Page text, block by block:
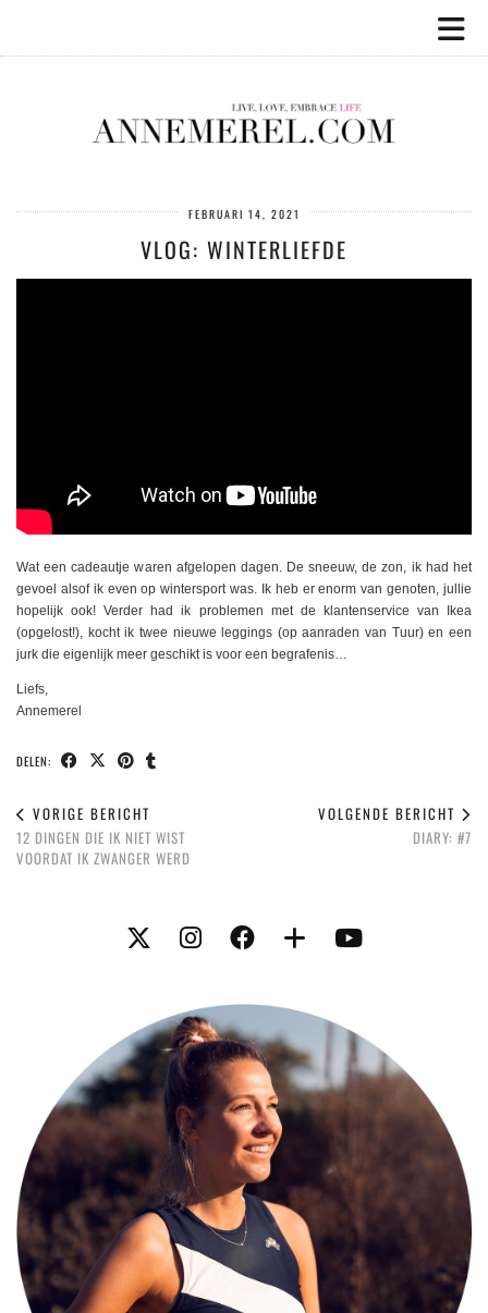
FEBRUARI 14, 2021
VLOG: WINTERLIEFDE
Wat een cadeautje waren afgelopen dagen. De sneeuw, de zon, ik had het
gevoel alsof ik even op wintersport was. Ik heb er enorm van genoten, jullie
hopelijk ook! Verder had ik problemen met de klantenservice van Ikea
(opgelost!), kocht ik twee nieuwe leggings (op aanraden van Tuur) en een
jurk die eigenlijk meer geschikt is voor een begrafenis…
Liefs,
Annemerel
DELEN:
VORIGE BERICHT
12 DINGEN DIE IK NIET WIST
VOORDAT IK ZWANGER WERD
VOLGENDE BERICHT
DIARY: #7